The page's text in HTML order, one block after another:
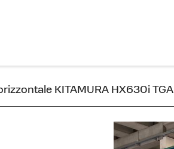
KITAMURA HX630i TGA